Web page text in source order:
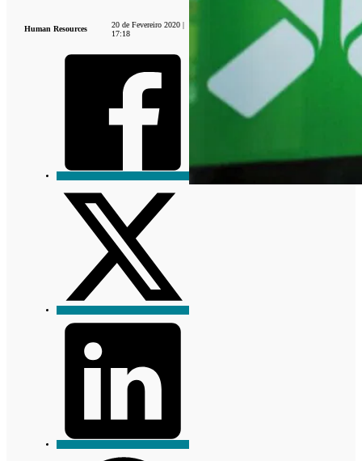
Human Resources
20 de Fevereiro 2020 |
17:18